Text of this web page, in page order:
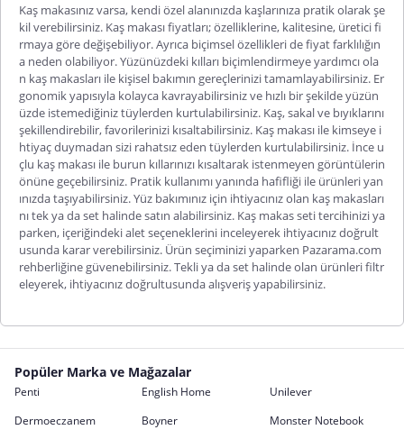
Kaş makasınız varsa, kendi özel alanınızda kaşlarınıza pratik olarak şe
kil verebilirsiniz. Kaş makası fiyatları; özelliklerine, kalitesine, üretici fi
rmaya göre değişebiliyor. Ayrıca biçimsel özellikleri de fiyat farklılığın
a neden olabiliyor. Yüzünüzdeki kılları biçimlendirmeye yardımcı ola
n kaş makasları ile kişisel bakımın gereçlerinizi tamamlayabilirsiniz. Er
gonomik yapısıyla kolayca kavrayabilirsiniz ve hızlı bir şekilde yüzün
üzde istemediğiniz tüylerden kurtulabilirsiniz. Kaş, sakal ve bıyıklarını
şekillendirebilir, favorilerinizi kısaltabilirsiniz. Kaş makası ile kimseye i
htiyaç duymadan sizi rahatsız eden tüylerden kurtulabilirsiniz. İnce u
çlu kaş makası ile burun kıllarınızı kısaltarak istenmeyen görüntülerin
önüne geçebilirsiniz. Pratik kullanımı yanında hafifliği ile ürünleri yan
ınızda taşıyabilirsiniz. Yüz bakımınız için ihtiyacınız olan kaş makasları
nı tek ya da set halinde satın alabilirsiniz. Kaş makas seti tercihinizi ya
parken, içeriğindeki alet seçeneklerini inceleyerek ihtiyacınız doğrult
usunda karar verebilirsiniz. Ürün seçiminizi yaparken Pazarama.com
rehberliğine güvenebilirsiniz. Tekli ya da set halinde olan ürünleri filtr
eleyerek, ihtiyacınız doğrultusunda alışveriş yapabilirsiniz.
Popüler Marka ve Mağazalar
Penti English Home
Unilever
Dermoeczanem
Boyner
Monster Notebook